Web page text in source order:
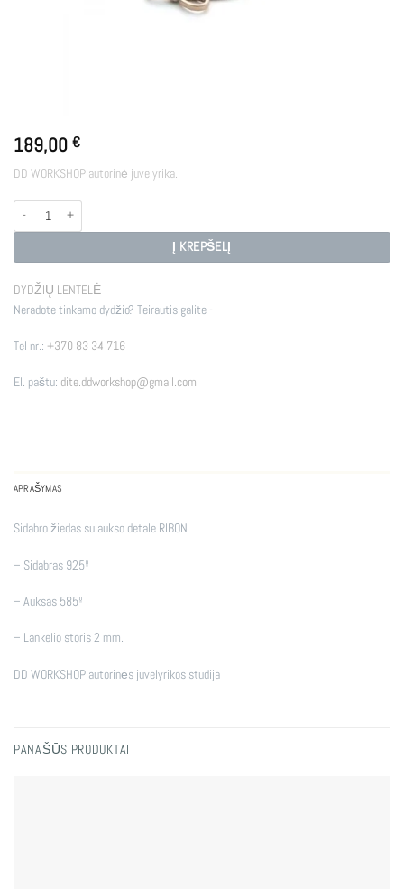
189,00 €
DD WORKSHOP autorinė juvelyrika.
produkto kiekis: RIBON
Į KREPŠELĮ
DYDŽIŲ LENTELĖ
Neradote tinkamo dydžio? Teirautis galite -
Tel nr.: +370 83 34 716
El. paštu: dite.ddworkshop@gmail.com
APRAŠYMAS
Sidabro žiedas su aukso detale RIBON
– Sidabras 925º
– Auksas 585º
– Lankelio storis 2 mm.
DD WORKSHOP autorinės juvelyrikos studija
PANAŠŪS PRODUKTAI